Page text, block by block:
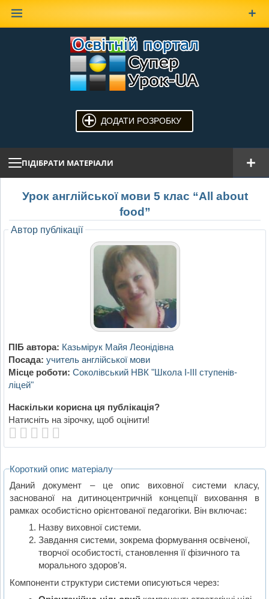
ДОДАТИ РОЗРОБКУ
ПІДІБРАТИ МАТЕРІАЛИ
Урок англійської мови 5 клас “All about
food”
Автор публікації
ПІБ автора: Казьмірук Майя Леонідівна
Посада: учитель англійської мови
Місце роботи: Соколівський НВК "Школа І-ІІІ ступенів-
ліцей"
Наскільки корисна ця публікація?
Натисніть на зірочку, щоб оцінити!
Короткий опис матеріалу
Даний документ – це опис виховної системи класу,
заснованої на дитиноцентричній концепції виховання в
рамках особистісно орієнтованої педагогіки. Він включає:
Назву виховної системи.
Завдання системи, зокрема формування освіченої,
творчої особистості, становлення її фізичного та
морального здоров’я.
Компоненти структури системи описуються через: